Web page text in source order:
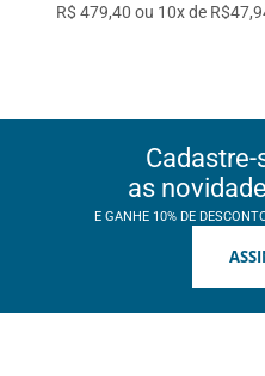
R$ 479,40 ou 10x de
as
E GANHE 10% DE